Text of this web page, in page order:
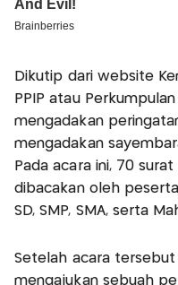
Dikutip dari website
PPIP atau
mengadakan
mengadakan
Pada acara ini, 70
dibacakan oleh
SD, SMP, SMA, serta
Setelah acara
mengajukan sebuah